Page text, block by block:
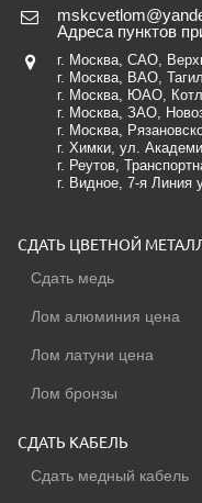
Адреса пунктов
г. Москва, САО,
г. Москва, ВАО,
г. Москва, ЮАО,
г. Москва, ЗАО,
г. Москва,
г. Химки, ул.
г. Реутов,
г. Видное, 7-я Линия
СДАТЬ ЦВЕТНОЙ
Сдать медь
Лом алюминия цена
Лом латуни цена
Лом бронзы
СДАТЬ КАБЕЛЬ
Сдать медный кабель